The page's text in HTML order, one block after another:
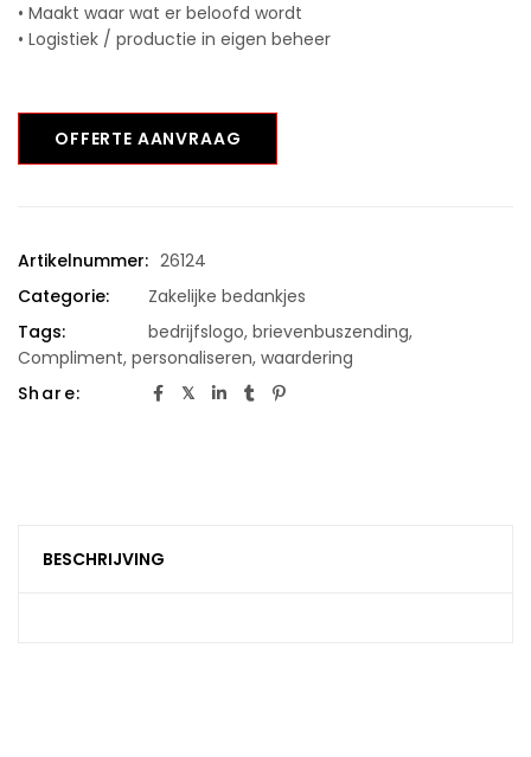
• Maakt waar wat er beloofd wordt
• Logistiek / productie in eigen beheer
OFFERTE AANVRAAG
Artikelnummer: 26124
Categorie:
Zakelijke bedankjes
Tags:
bedrijfslogo, brievenbuszending,
Compliment, personaliseren, waardering
Share:
BESCHRIJVING